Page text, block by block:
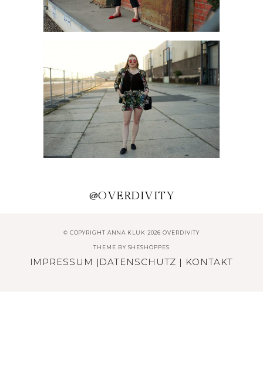
SOMMERLOOK MIT
TRENDTASCHE AUS HOLZ
TROPISCHEM MUSTER
@OVERDIVITY
© COPYRIGHT ANNA KLUK 2026 OVERDIVITY
THEME BY SHESHOPPES
IMPRESSUM | DATENSCHUTZ | KONTAKT